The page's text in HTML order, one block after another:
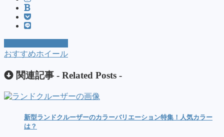
おすすめホイール
関連記事 - Related Posts -
新型ランドクルーザーのカラーバリエーション特集！人気カラー
は？